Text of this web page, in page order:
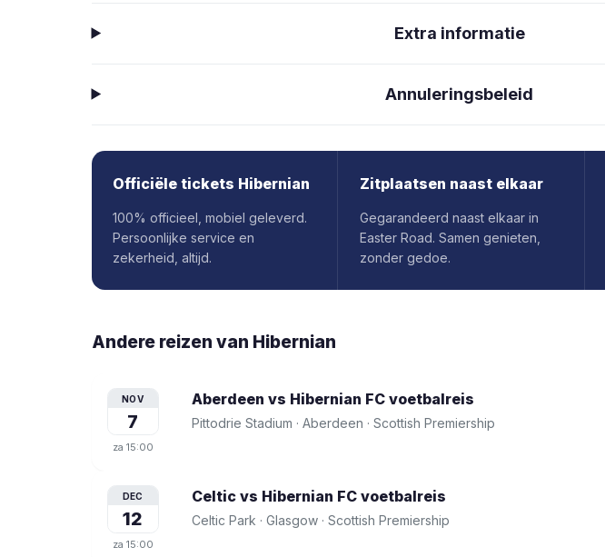
Extra informatie
Annuleringsbeleid
Officiële tickets Hibernian
100% officieel, mobiel geleverd.
Persoonlijke service en
zekerheid, altijd.
Zitplaatsen naast elkaar
Gegarandeerd naast elkaar in
Easter Road. Samen genieten,
zonder gedoe.
Andere reizen van Hibernian
NOV
7
za 15:00
Aberdeen vs Hibernian FCvoetbalreis
Pittodrie Stadium · Aberdeen · Scottish Premiership
DEC
12
za 15:00
Celtic vs Hibernian FCvoetbalreis
Celtic Park · Glasgow· Scottish Premiership